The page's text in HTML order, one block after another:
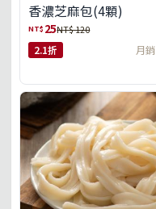
香濃芝麻包(4顆)
NT$ 25NT$ 120
2.1折 月